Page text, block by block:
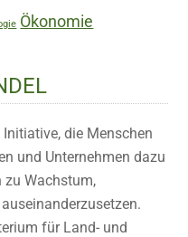
Ökonomie
die Menschen
und Unternehmen dazu
zu Wachstum,
für Land- und